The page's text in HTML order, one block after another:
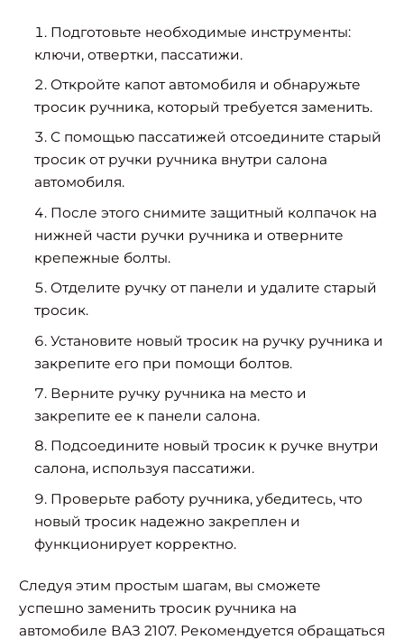
Подготовьте необходимые инструменты:
ключи, отвертки, пассатижи.
Откройте капот автомобиля и обнаружьте
тросик ручника, который требуется заменить.
С помощью пассатижей отсоедините старый
тросик от ручки ручника внутри салона
автомобиля.
После этого снимите защитный колпачок на
нижней части ручки ручника и отверните
крепежные болты.
Отделите ручку от панели и удалите старый
тросик.
Установите новый тросик на ручку ручника и
закрепите его при помощи болтов.
Верните ручку ручника на место и
закрепите ее к панели салона.
Подсоедините новый тросик к ручке внутри
салона, используя пассатижи.
Проверьте работу ручника, убедитесь, что
новый тросик надежно закреплен и
функционирует корректно.
Следуя этим простым шагам, вы сможете
успешно заменить тросик ручника на
автомобиле ВАЗ 2107. Рекомендуется обращаться